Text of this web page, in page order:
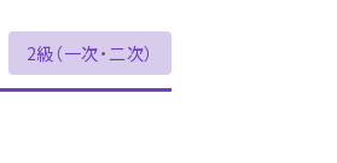
2級（一次・二次）